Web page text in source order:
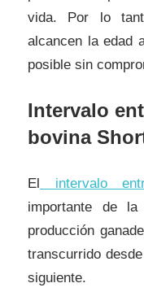
vida. Por lo
alcancen la edad
posible sin
Intervalo
bovina
El intervalo
importante de
producción
transcurrido
siguiente.